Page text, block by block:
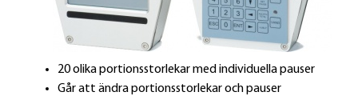
20 olika portionsstorlekar med individuella pauser
Går att ändra portionsstorlekar och pauser